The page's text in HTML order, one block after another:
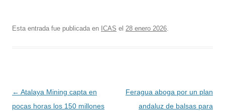
Esta entrada fue publicada en ICAS el 28 enero 2026.
Navegación
de
← Atalaya Mining capta en
pocas horas los 150 millones
Feragua aboga por un plan
andaluz de balsas para